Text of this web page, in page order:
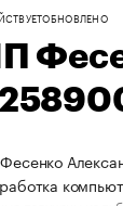
ОБНОВЛЕНО